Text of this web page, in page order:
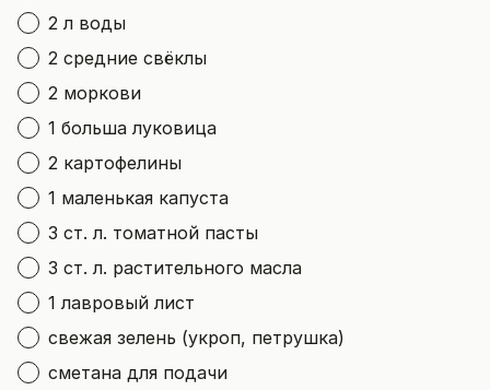
2 л воды
2 средние свёклы
2 моркови
1 больша луковица
2 картофелины
1 маленькая капуста
3 ст. л. томатной пасты
3 ст. л. растительного масла
1 лавровый лист
свежая зелень (укроп, петрушка)
сметана для подачи